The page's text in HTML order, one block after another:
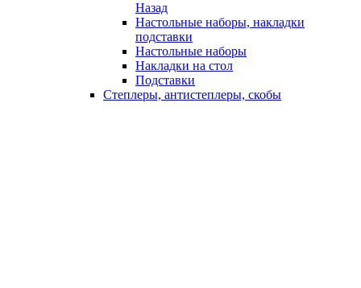
Назад
Настольные наборы, накладки
подставки
Настольные наборы
Накладки на стол
Подставки
Степлеры, антистеплеры, скобы